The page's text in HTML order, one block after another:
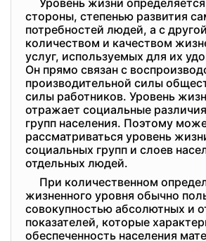
Уровень жизни
стороны, степенью развития
потребностей людей, а с
количеством и качеством
услуг, используемых для их
Он прямо связан с
производительной силы
силы работников. Уровень
отражает социальные
групп населения. Поэтому
рассматриваться уровень
социальных групп и слоев
отдельных людей.
При количественном
жизненного уровня обычно
совокупностью абсолютных и
показателей, которые
обеспеченность населения